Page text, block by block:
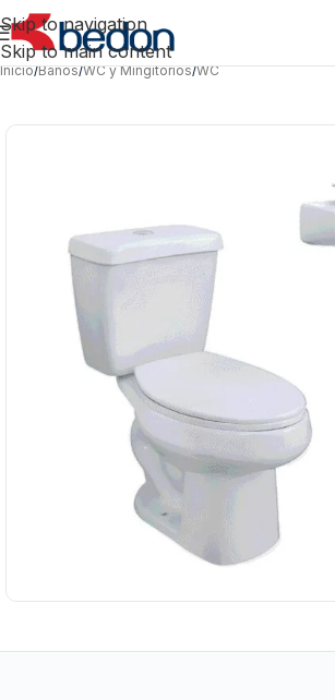
Skip to navigation
Skip to main content
Inicio/Baños/WC y Mingitorios/WC